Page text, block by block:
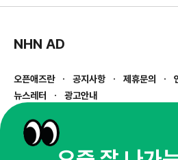
NHN AD
오픈애즈란 공지사항 제휴문의
뉴스레터
광고안내
경기도 성남시 분당구 대왕판교로645번길 16
사업자등록번호 : 144-81-27690(